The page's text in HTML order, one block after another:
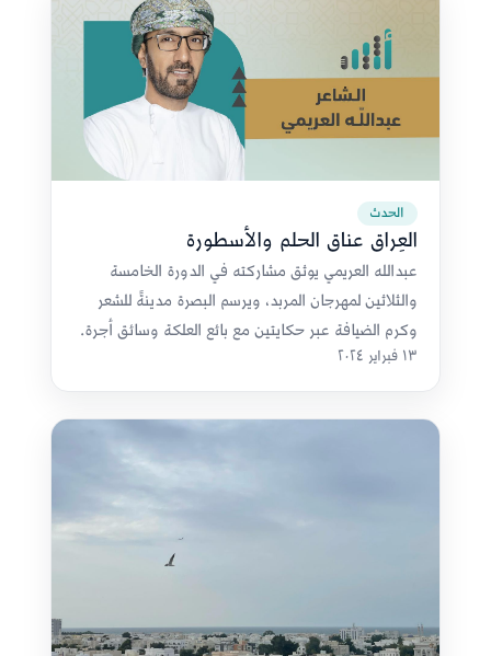
الحدث
العِراق عناق الحلم والأسطورة
عبدالله العريمي يوثق مشاركته في الدورة الخامسة
والثلاثين لمهرجان المربد، ويرسم البصرة مدينةً للشعر
وكرم الضيافة عبر حكايتين مع بائع العلكة وسائق أجرة.
١٣ فبراير ٢٠٢٤